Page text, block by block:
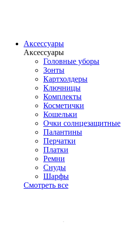
Аксессуары
Аксессуары
Головные уборы
Зонты
Картхолдеры
Ключницы
Комплекты
Косметички
Кошельки
Очки солнцезащитные
Палантины
Перчатки
Платки
Ремни
Снуды
Шарфы
Смотреть все